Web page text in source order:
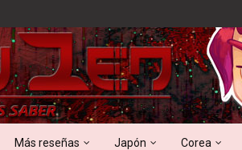
Más reseñas Japón Corea